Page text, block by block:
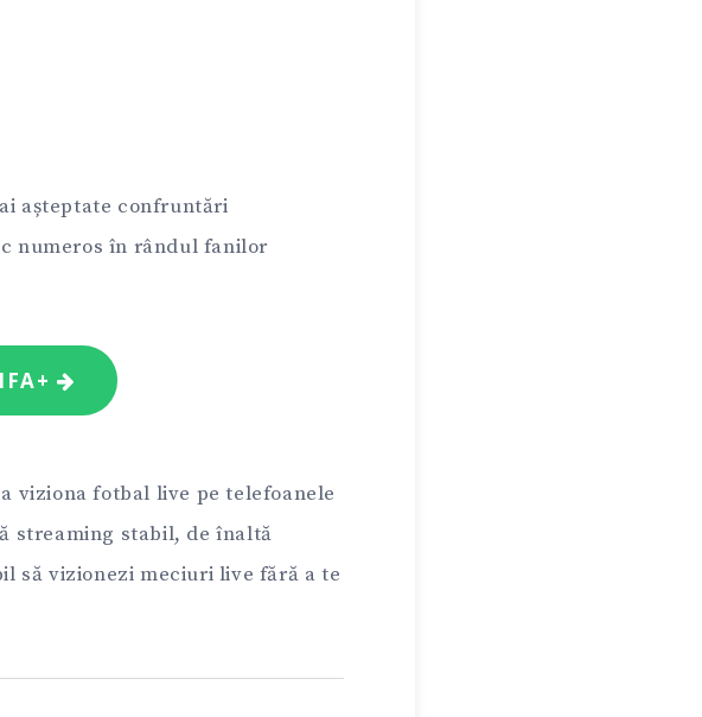
așteptate confruntări
numeros în rândul fanilor
viziona fotbal live pe telefoanele
streaming stabil, de înaltă
să vizionezi meciuri live fără a te